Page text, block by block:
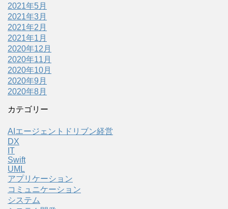
2021年5月
2021年3月
2021年2月
2021年1月
2020年12月
2020年11月
2020年10月
2020年9月
2020年8月
カテゴリー
AIエージェントドリブン経営
DX
IT
Swift
UML
アプリケーション
コミュニケーション
システム